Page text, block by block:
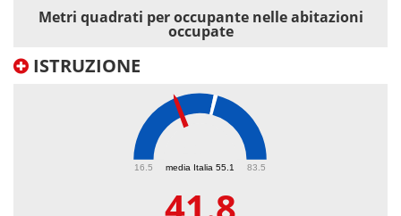
Metri quadrati per occupante nelle abitazioni
occupate
ISTRUZIONE
media Italia 55.1
16.5 83.5